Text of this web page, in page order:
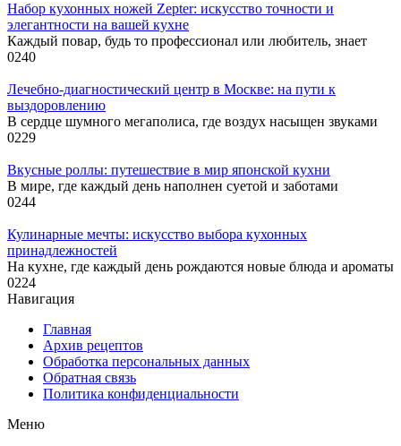
Набор кухонных ножей Zepter: искусство точности и
элегантности на вашей кухне
Каждый повар, будь то профессионал или любитель, знает
0240
Лечебно-диагностический центр в Москве: на пути к
выздоровлению
В сердце шумного мегаполиса, где воздух насыщен звуками
0229
Вкусные роллы: путешествие в мир японской кухни
В мире, где каждый день наполнен суетой и заботами
0244
Кулинарные мечты: искусство выбора кухонных
принадлежностей
На кухне, где каждый день рождаются новые блюда и ароматы
0224
Навигация
Главная
Архив рецептов
Обработка персональных данных
Обратная связь
Политика конфиденциальности
Меню